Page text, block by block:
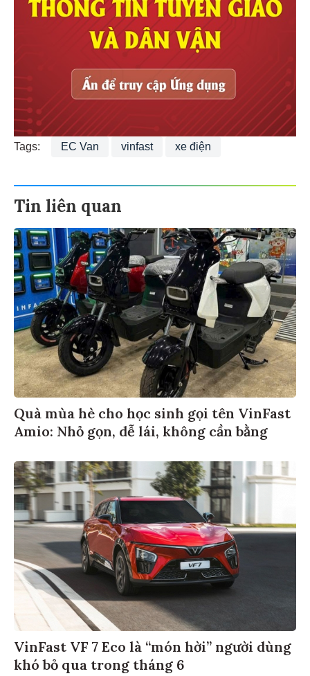
Tags: EC Van vinfast xe điện
Tin liên quan
Quà mùa hè cho học sinh gọi tên VinFast
Amio: Nhỏ gọn, dễ lái, không cần bằng
VinFast VF 7 Eco là “món hời” người dùng
khó bỏ qua trong tháng 6